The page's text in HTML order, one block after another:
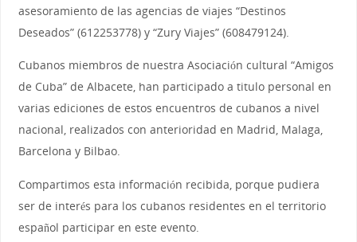
asesoramiento de las agencias de viajes “Destinos
Deseados” (612253778) y “Zury Viajes” (608479124).
Cubanos miembros de nuestra Asociación cultural “Amigos
de Cuba” de Albacete, han participado a titulo personal en
varias ediciones de estos encuentros de cubanos a nivel
nacional, realizados con anterioridad en Madrid, Malaga,
Barcelona y Bilbao.
Compartimos esta información recibida, porque pudiera
ser de interés para los cubanos residentes en el territorio
español participar en este evento.